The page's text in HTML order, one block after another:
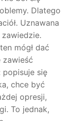
Dlatego
Uznawana
mógł dać
popisuje się
chce być
opresji,
To jednak,